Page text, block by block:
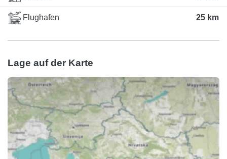
Flughafen 25 km
Lage auf der Karte